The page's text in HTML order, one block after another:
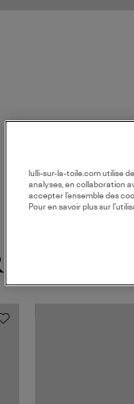
lulli-sur-la-toile.com utilise
analyses, en collaboration
accepter l’ensemble des
Pour en savoir plus sur